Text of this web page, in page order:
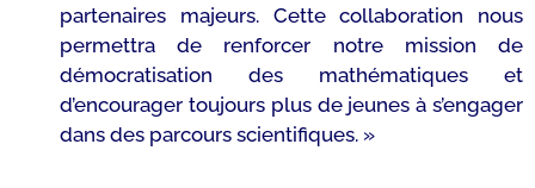
partenaires majeurs. Cette collaboration nous
permettra de renforcer notre mission de
démocratisation des mathématiques et
d’encourager toujours plus de jeunes à s’engager
dans des parcours scientifiques. »